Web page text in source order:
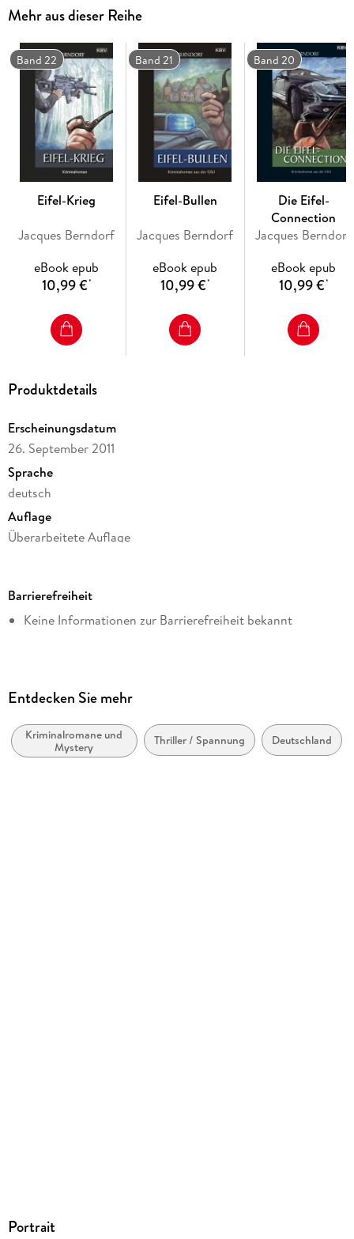
Mehr aus dieser Reihe
Band 22
Eifel-Krieg
Jacques Berndorf
eBook epub
10,99 €*
Band 21
Eifel-Bullen
Jacques Berndorf
eBook epub
10,99 €*
Band 20
Die Eifel-
Connection
Jacques Berndorf
eBook epub
10,99 €*
Produktdetails
Erscheinungsdatum
26. September 2011
Sprache
deutsch
Auflage
Überarbeitete Auflage
Dateigröße
1,32 MB
Autor/Autorin
Verlag/Hersteller
Grafit Verlag
Barrierefreiheit
Keine Informationen zur Barrierefreiheit bekannt
Entdecken Sie mehr
Kriminalromane und
Mystery
Thriller / Spannung Deutschland
Portrait